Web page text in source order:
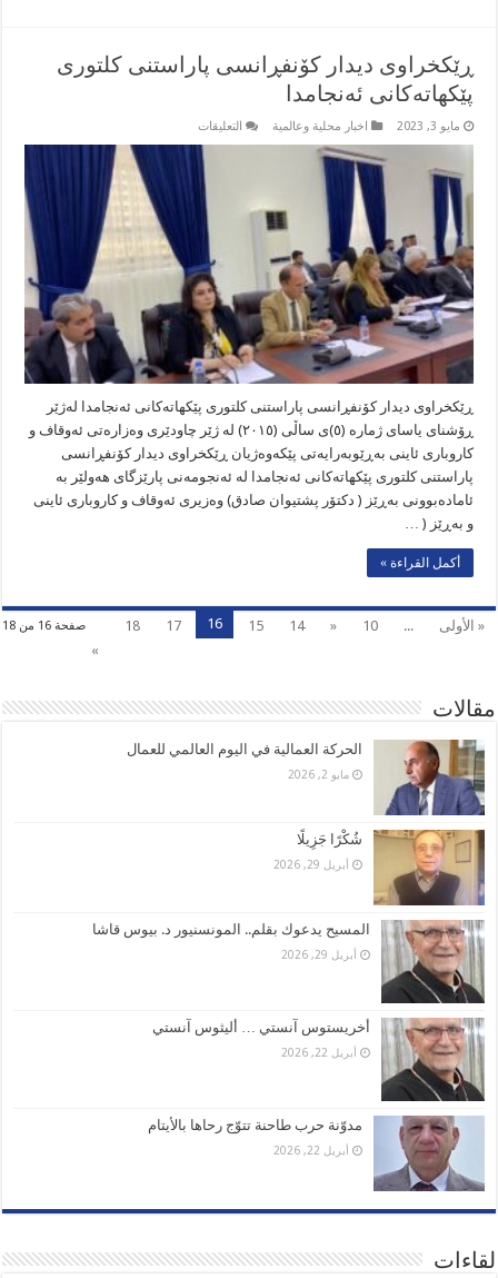
ڕێکخراوی دیدار کۆنفڕانسی پاراستنی کلتوری
پێکھاتەکانی ئەنجامدا
مايو 3, 2023 اخبار محلية وعالمية التعليقات
کۆنفڕانسی
پێکھاتەکانی
ئەنجامدا
مغلقة
ڕێکخراوی دیدار کۆنفڕانسی پاراستنی کلتوری پێکھاتەکانی ئەنجامدا لەژێر
ڕۆشنای یاسای ژمارە (٥)ی ساڵی (٢٠١٥) لە ژێر چاودێری وەزارەتی ئەوقاف و
کاروباری ئاینی بەڕێوبەرایەتی پێکەوەژیان ڕێکخراوی دیدار کۆنفڕانسی
پاراستنی کلتوری پێکھاتەکانی ئەنجامدا لە ئەنجومەنی پارێزگای ھەولێر بە
ئامادەبوونی بەڕێز ( دکتۆر پشتیوان صادق) وەزیری ئەوقاف و کاروباری ئاینی
و بەڕێز ( …
أكمل القراءة »
صفحة 16 من 18 « الأولى ...
10
«
14
15
16
17
18
»
مقالات
الحركة العمالية في اليوم العالمي للعمال
مايو 2, 2026
شُكْرًا جَزِيلًا
أبريل 29, 2026
المسيح يدعوك بقلم.. المونسنيور د. بيوس قاشا
أبريل 29, 2026
أخريستوس آنستي … أليثوس آنستي
أبريل 22, 2026
مدوّنة حرب طاحنة تتوّج رحاها بالأيتام
أبريل 22, 2026
لقاءات